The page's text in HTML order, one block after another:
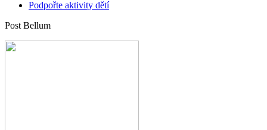
Podpořte aktivity dětí
Post Bellum